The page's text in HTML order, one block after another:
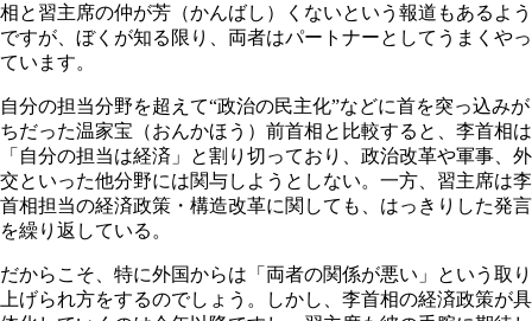
相と習主席の仲が芳（かんばし）くないという報道もあるよう
ですが、ぼくが知る限り、両者はパートナーとしてうまくやっ
ています。
自分の担当分野を超えて“政治の民主化”などに首を突っ込みが
ちだった温家宝（おんかほう）前首相と比較すると、李首相は
「自分の担当は経済」と割り切っており、政治改革や軍事、外
交といった他分野には関与しようとしない。一方、習主席は李
首相担当の経済政策・構造改革に関しても、はっきりした発言
を繰り返している。
だからこそ、特に外国からは「両者の関係が悪い」という取り
上げられ方をするのでしょう。しかし、李首相の経済政策が具